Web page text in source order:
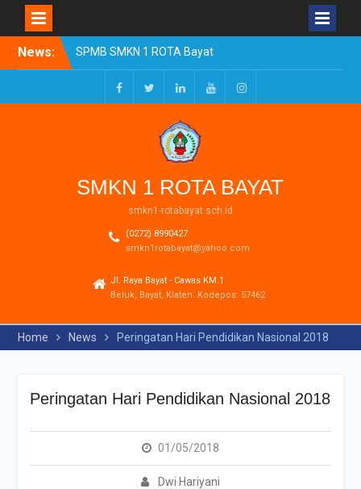
News:
SPMB SMKN 1 ROTA Bayat
Tahun Ajaran 2026/2027
Resmi Dibuka
Pengumuman Kelulusan
Tahun Ajaran 2025-2026
Realisasi Dana BOSP
Reguler Tahap 1 Tahun
FacebookTwitterLinkedInYoutubeInstagram
SMKN 1 ROTA BAYAT
smkn1-rotabayat.sch.id
(0272) 8990427
smkn1rotabayat@yahoo.com
Jl. Raya Bayat - Cawas KM.1
Beluk, Bayat, Klaten. Kodepos: 57462
Home News Peringatan Hari Pendidikan Nasional 2018
Peringatan Hari Pendidikan Nasional 2018
01/05/2018
Dwi Hariyani